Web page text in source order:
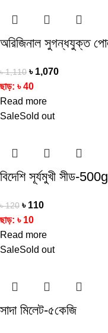
অরিজিনাল সুগন্ধযুক্ত
৳1,110 ৳ 1,070
ছাড়: ৳40
Read more
SaleSold out
বিদেশি সূর্যমুখী সীড-500g
৳120 ৳ 110
ছাড়: ৳ 10
Read more
SaleSold out
সাদা মিলেট-৫কেজি